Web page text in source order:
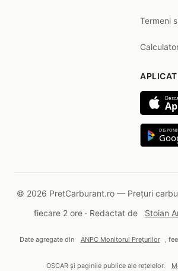
Termeni
© 2026 PretCarburant.ro — Prețuri
fiecare 2 ore · Redactat de
Stoian
Date agregate din ANPC Monitorul Prețurilor ,
OSCAR și paginile publice ale rețelelor.